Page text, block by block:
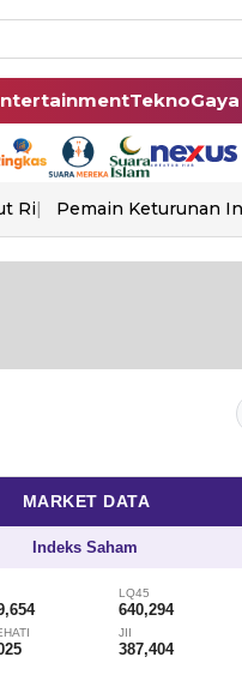
Tekno
Ri Pemain Keturunan
MARKET DATA
Indeks Saham
LQ45
640,294
JII
387,404